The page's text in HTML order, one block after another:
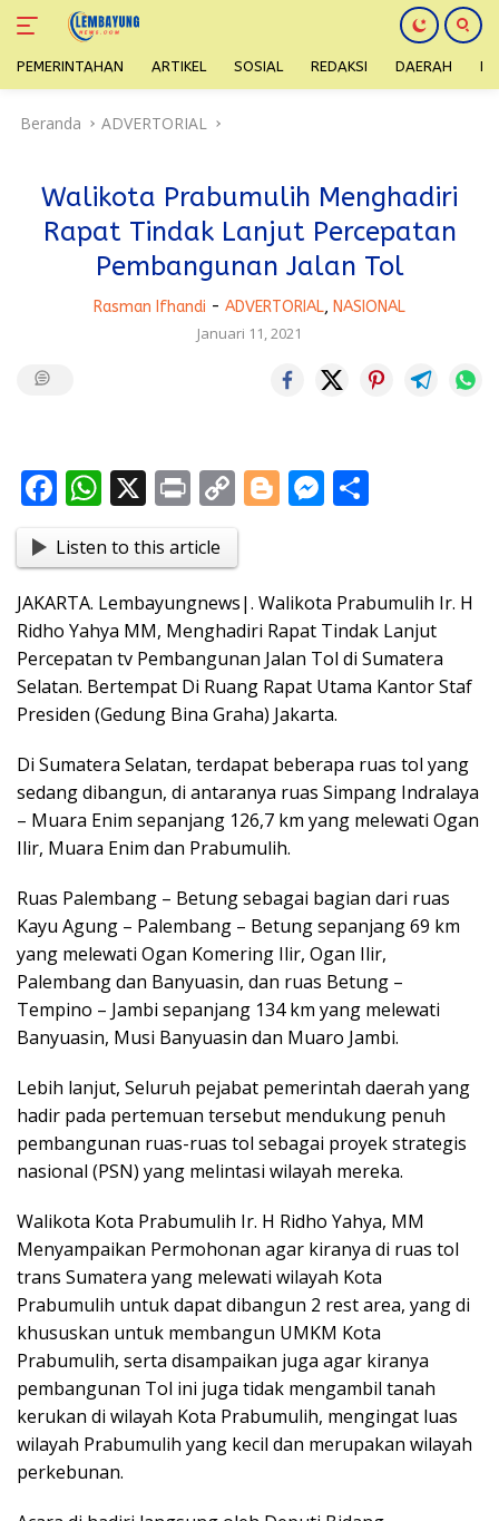
PEMERINTAHAN ARTIKEL SOSIAL REDAKSI DAERAH
Beranda ADVERTORIAL
Walikota Prabumulih Menghadiri
Rapat Tindak Lanjut Percepatan
Pembangunan Jalan Tol
Rasman Ifhandi - ADVERTORIAL, NASIONAL
Januari 11, 2021
F
e
b
o
o
k
W
at
s
A
p
p
X Pr
t
C
o
p
y
Li
n
k
Bl
g
er
M
e
n
g
er
e
Listen to this article
JAKARTA. Lembayungnews|. Walikota Prabumulih Ir. H
Ridho Yahya MM, Menghadiri Rapat Tindak Lanjut
Percepatan tv Pembangunan Jalan Tol di Sumatera
Selatan. Bertempat Di Ruang Rapat Utama Kantor Staf
Presiden (Gedung Bina Graha) Jakarta.
Di Sumatera Selatan, terdapat beberapa ruas tol yang
sedang dibangun, di antaranya ruas Simpang Indralaya
– Muara Enim sepanjang 126,7 km yang melewati Ogan
Ilir, Muara Enim dan Prabumulih.
Ruas Palembang – Betung sebagai bagian dari ruas
Kayu Agung – Palembang – Betung sepanjang 69 km
yang melewati Ogan Komering Ilir, Ogan Ilir,
Palembang dan Banyuasin, dan ruas Betung –
Tempino – Jambi sepanjang 134 km yang melewati
Banyuasin, Musi Banyuasin dan Muaro Jambi.
Lebih lanjut, Seluruh pejabat pemerintah daerah yang
hadir pada pertemuan tersebut mendukung penuh
pembangunan ruas-ruas tol sebagai proyek strategis
nasional (PSN) yang melintasi wilayah mereka.
Walikota Kota Prabumulih Ir. H Ridho Yahya, MM
Menyampaikan Permohonan agar kiranya di ruas tol
trans Sumatera yang melewati wilayah Kota
Prabumulih untuk dapat dibangun 2 rest area, yang di
khususkan untuk membangun UMKM Kota
Prabumulih, serta disampaikan juga agar kiranya
pembangunan Tol ini juga tidak mengambil tanah
kerukan di wilayah Kota Prabumulih, mengingat luas
wilayah Prabumulih yang kecil dan merupakan wilayah
perkebunan.